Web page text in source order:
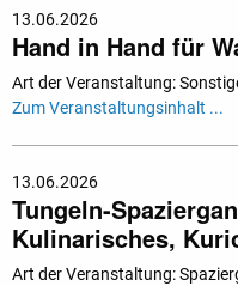
13.06.2026
Hand in Hand für
Art der Veranstaltung:
Zum Veranstaltungsinhalt ...
13.06.2026
Tungeln-
Kulinarisches,
Art der Veranstaltung: